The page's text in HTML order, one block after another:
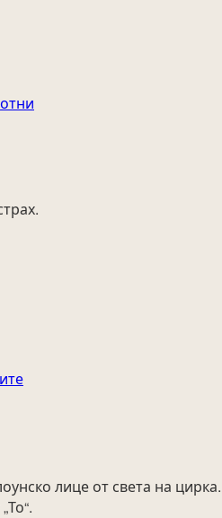
лице от света на